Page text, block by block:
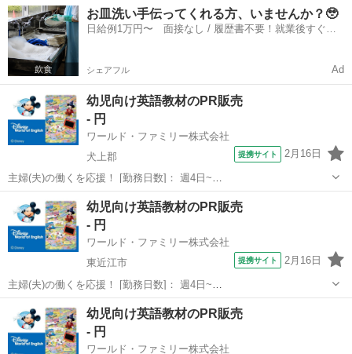
駅]： 滋賀県高島市 ※勤務エリア選択可 ワールド・ファ...
滋賀 高島市 営業
お皿洗い手伝ってくれる方、いませんか？🥹
日給例1万円〜 面接なし / 履歴書不要！就業後すぐに
シェアフル Ad
幼児向け英語教材のPR販売
- 円
ワールド・ファミリー株式会社
犬上郡
提携サイト 2月16日
主婦(夫)の働くを応援！ [勤務日数]： 週4日~
10:00~17:00/10:00~16:00/10:00~15:00/09:30~14:00 [勤務地・最寄
駅]： 滋賀県犬上郡 ※勤務エリア選択可 ワールド・ファ...
犬上郡 営業
幼児向け英語教材のPR販売
- 円
ワールド・ファミリー株式会社
東近江市
提携サイト 2月16日
主婦(夫)の働くを応援！ [勤務日数]： 週4日~
10:00~17:00/10:00~16:00/10:00~15:00/09:30~14:00 [勤務地・最寄
駅]： 滋賀県東近江市 ※勤務エリア選択可 ワールド・フ...
東近江市 営業
幼児向け英語教材のPR販売
- 円
ワールド・ファミリー株式会社